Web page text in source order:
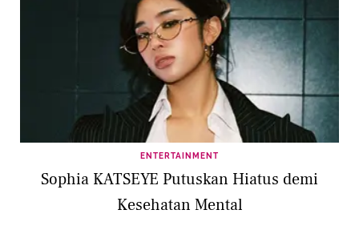
ENTERTAINMENT
Sophia KATSEYE Putuskan Hiatus demi
Kesehatan Mental